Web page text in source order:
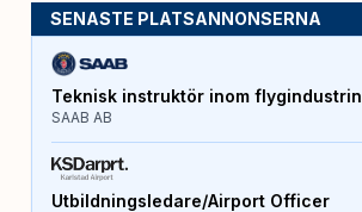
SENASTE PLATSANNONSERNA
Teknisk instruktör inom flygindustrin
SAAB AB
Utbildningsledare/Airport Officer